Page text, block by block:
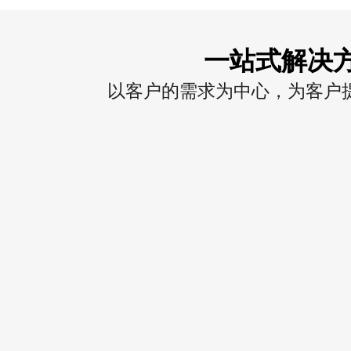
一站式解决
以客户的需求为中心，为客户